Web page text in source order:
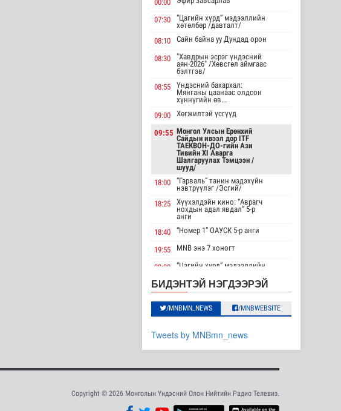
оруулалтыг 2050 он
Дэлхийд
4 цаг 35 минутын өмнө
НТТТ: 11:00-16:00
цагийн хооронд
Эрүүл мэнд
4 цаг 53 минутын өмнө
Д.Нацагдоржийн
мэндэлсний 120
жилийн ойд
зориулс..
4 цаг 59 минутын өмнө
Хүннүгийн язгууртны
оршуулгын дурсгалт
Танин мэдэхүй
4 цаг 2 минутын өмнө
Манай улс Польш
ахуйн салбарт өр..
4 цаг 8 минутын өмнө
Одон орны
судлаачид нарны
гадаргын хамгийн
Дэлхийд
Боловсролын сайд
00:00
07:30
“Цагийн хүрд” мэдээллийн
хөтөлбөр /давталт/
08:10
Сайн байна уу Дундад орон
08:30
"Хавдрын эсрэг үндэсний
аян-2026" /Хөвсгөл аймгаас
бэлтгэв/
08:55
Үндэсний бахархал:
Мянганы цаанаас олдсон
хүннүгийн өв...
09:00
Хөгжилтэй үсгүүд
09:55 Монгол Улсын Ерөнхий
Сайдын ивээл дор ITF
ТАЕКВОН-ДО-гийн Ази
Тивийн XI Аварга
Шалгаруулах Тэмцээн /
шууд/
18:00
“Гарваль” танин мэдэхүйн
нэвтрүүлэг /Эсгий/
18:25
Хүүхэлдэйн кино: “Аврагч
нохдын адал явдал” 5-р
анги
18:40
“Номер 1” ОАУСК 5-р анги
19:55 MNB энэ 7 хоногт
20:00
“Цагийн хүрд” мэдээллийн
20:40
MNB энэ 7 хоногт
20:45 Хөндөх сэдэв: Эмийн чанар
“Эргүүлэг” ОАУСК 5-р анги”
Баянхонгор аймгаас
БИДЭНТЭЙ НЭГДЭЭРЭЙ
/MNBMN_NEWS /MNBWEBSITE
Tweets by MNBmn_news
Copyright © 2026 Монголын Үндэсний Олон Нийтийн Радио Телевиз.